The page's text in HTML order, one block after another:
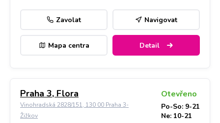
Zavolat Navigovat
Mapa centra Detail
Praha 3, Flora
Vinohradská 2828/151, 130 00 Praha 3-
Žižkov
Otevřeno
Po-So: 9-21
Ne: 10-21